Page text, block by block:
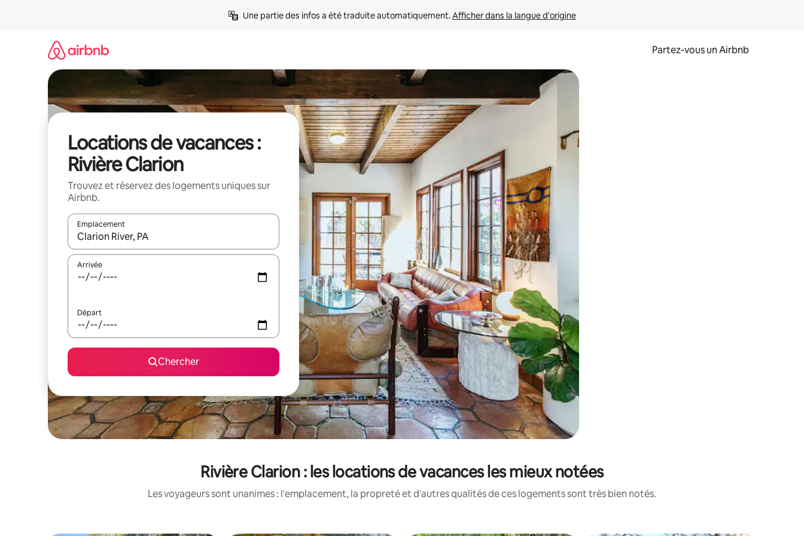
Une partie des infos a été traduite automatiquement. Afficher dans la langue d'origine
Partez-vous un Airbnb
Locations de vacances :
Rivière Clarion
Trouvez et réservez des logements uniques sur
Airbnb.
Emplacement
Quand les résultats sont affichés, parcourez-les en utilisant les flèches vers le haut et vers le bas, ou en appuyant dessus et en les faisant glisser.
Arrivée
Départ
Chercher
Rivière Clarion : les locations de vacances les mieux notées
Les voyageurs sont unanimes : l'emplacement, la propreté et d'autres qualités de ces logements sont très bien notés.